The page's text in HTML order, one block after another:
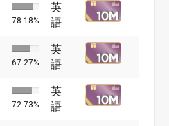
78.18%
英
語
67.27%
英
語
72.73%
英
語